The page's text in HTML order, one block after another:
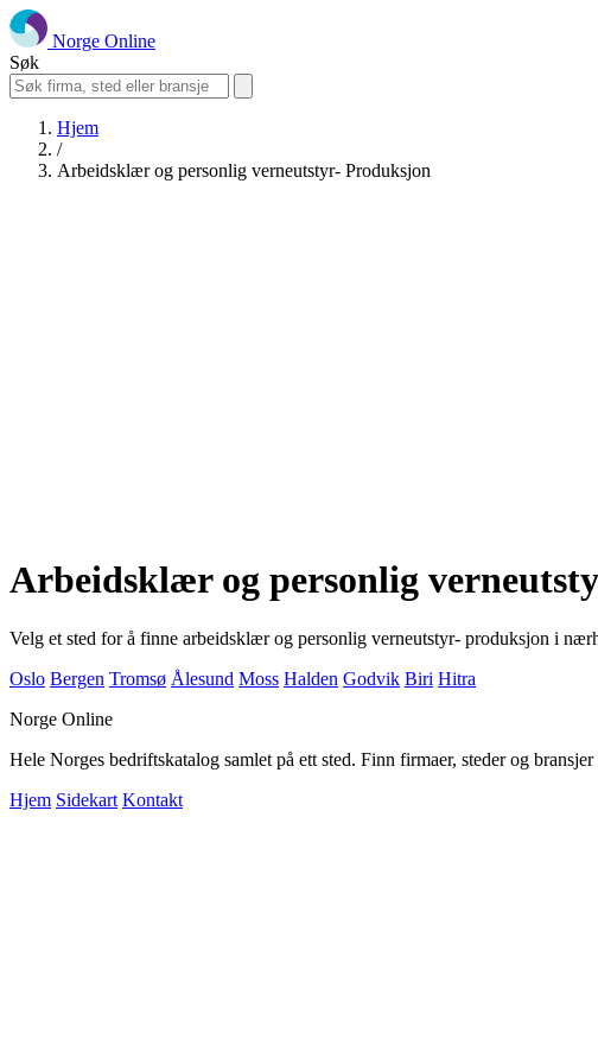
Norge Online
Søk
Hjem
/
Arbeidsklær og personlig verneutstyr- Produksjon
Arbeidsklær og personlig
Velg et sted for å finne arbeidsklær og personlig verneutstyr- produksjon i
Oslo Bergen Tromsø Ålesund Moss Halden Godvik Biri Hitra
Norge Online
Hele Norges bedriftskatalog samlet på ett sted. Finn firmaer, steder og
Hjem Sidekart Kontakt